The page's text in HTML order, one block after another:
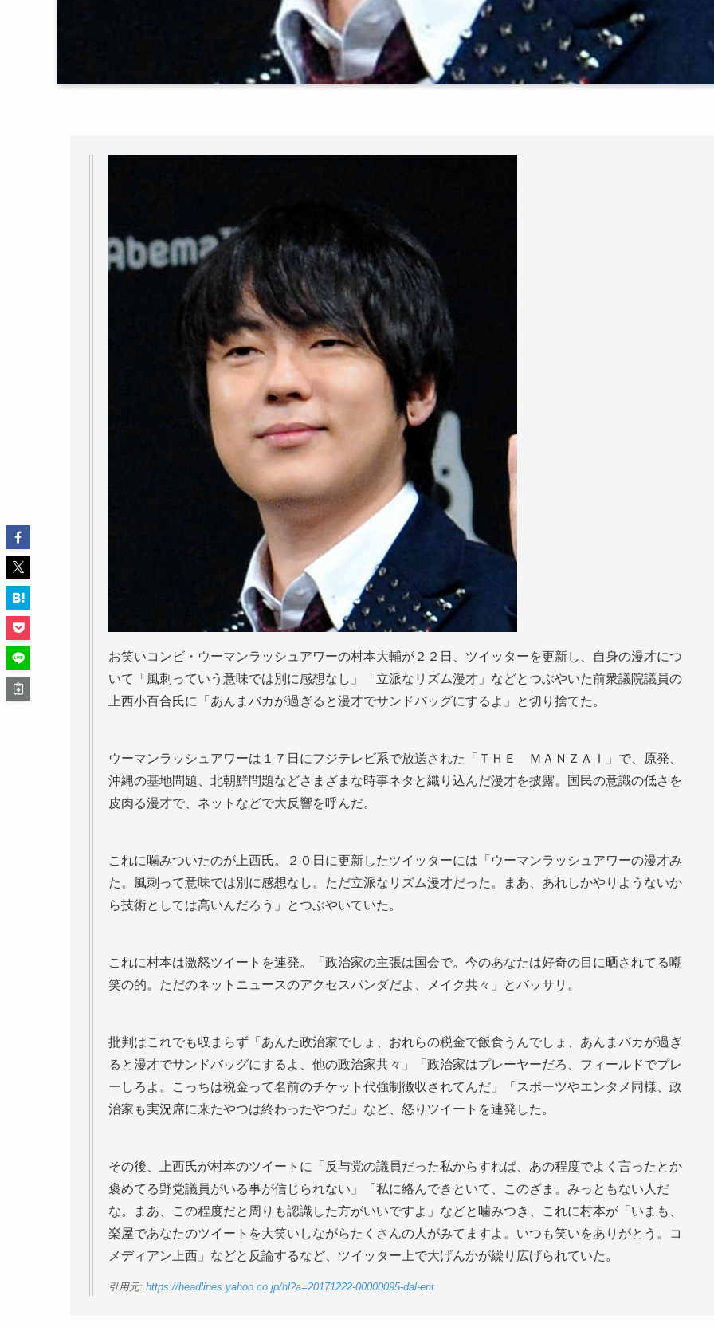
お笑いコンビ・ウーマンラッシュアワーの村本大輔が２２日、ツイッターを更新し、自身の漫才につ
いて「風刺っていう意味では別に感想なし」「立派なリズム漫才」などとつぶやいた前衆議院議員の
上西小百合氏に「あんまバカが過ぎると漫才でサンドバッグにするよ」と切り捨てた。
ウーマンラッシュアワーは１７日にフジテレビ系で放送された「ＴＨＥ ＭＡＮＺＡＩ」で、原発、
沖縄の基地問題、北朝鮮問題などさまざまな時事ネタと織り込んだ漫才を披露。国民の意識の低さを
皮肉る漫才で、ネットなどで大反響を呼んだ。
これに噛みついたのが上西氏。２０日に更新したツイッターには「ウーマンラッシュアワーの漫才み
た。風刺って意味では別に感想なし。ただ立派なリズム漫才だった。まあ、あれしかやりようないか
ら技術としては高いんだろう」とつぶやいていた。
これに村本は激怒ツイートを連発。「政治家の主張は国会で。今のあなたは好奇の目に晒されてる嘲
笑の的。ただのネットニュースのアクセスパンダだよ、メイク共々」とバッサリ。
批判はこれでも収まらず「あんた政治家でしょ、おれらの税金で飯食うんでしょ、あんまバカが過ぎ
ると漫才でサンドバッグにするよ、他の政治家共々」「政治家はプレーヤーだろ、フィールドでプレ
ーしろよ。こっちは税金って名前のチケット代強制徴収されてんだ」「スポーツやエンタメ同様、政
治家も実況席に来たやつは終わったやつだ」など、怒りツイートを連発した。
その後、上西氏が村本のツイートに「反与党の議員だった私からすれば、あの程度でよく言ったとか
褒めてる野党議員がいる事が信じられない」「私に絡んできといて、このざま。みっともない人だ
な。まあ、この程度だと周りも認識した方がいいですよ」などと噛みつき、これに村本が「いまも、
楽屋であなたのツイートを大笑いしながらたくさんの人がみてますよ。いつも笑いをありがとう。コ
メディアン上西」などと反論するなど、ツイッター上で大げんかが繰り広げられていた。
引用元: https://headlines.yahoo.co.jp/hl?a=20171222-00000095-dal-ent